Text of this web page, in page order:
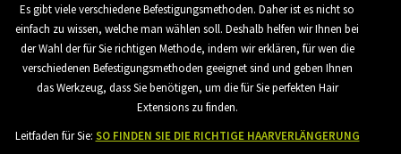
Es gibt viele verschiedene Befestigungsmethoden. Daher ist es nicht so
einfach zu wissen, welche man wählen soll. Deshalb helfen wir Ihnen bei
der Wahl der für Sie richtigen Methode, indem wir erklären, für wen die
verschiedenen Befestigungsmethoden geeignet sind und geben Ihnen
das Werkzeug, dass Sie benötigen, um die für Sie perfekten Hair
Extensions zu finden.
Leitfaden für Sie: SO FINDEN SIE DIE RICHTIGE HAARVERLÄNGERUNG